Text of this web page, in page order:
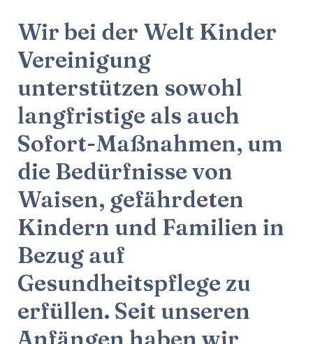
Wir bei der Welt Kinder
Vereinigung
unterstützen sowohl
langfristige als auch
Sofort-Maßnahmen, um
die Bedürfnisse von
Waisen, gefährdeten
Kindern und Familien in
Bezug auf
Gesundheitspflege zu
erfüllen. Seit unseren